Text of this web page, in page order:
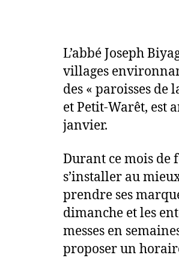
L’abbé Joseph
villages
des « paroisses de
et Petit-Warêt, est
janvier.
Durant ce mois de
s’installer au
prendre ses
dimanche et les
messes en
proposer un